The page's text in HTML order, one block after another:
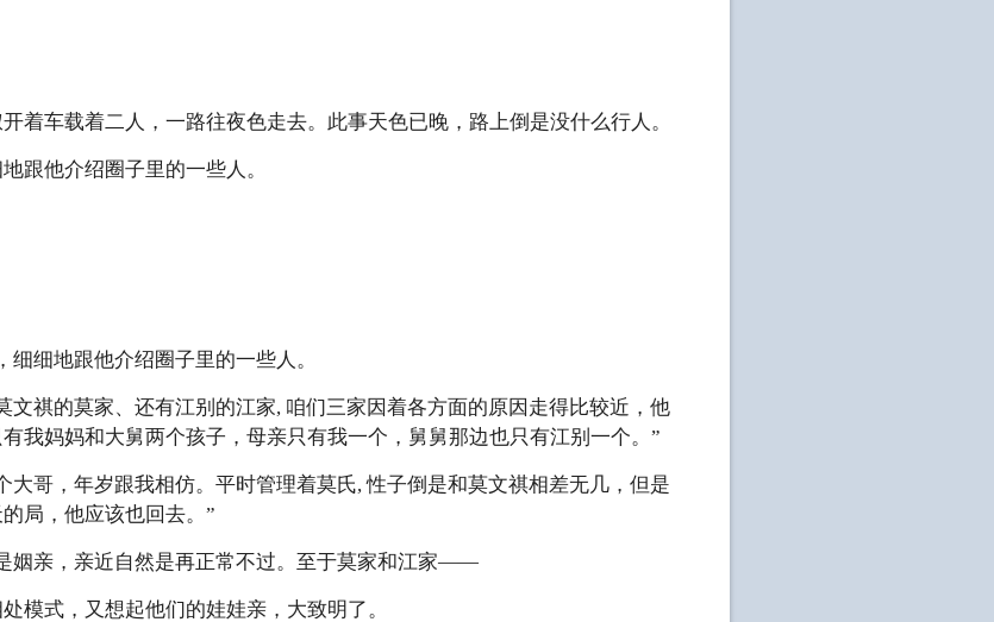
车载着二人，一路往夜色走去。此事天色已晚，路上倒是没什么行人。
他介绍圈子里的一些人。
细地跟他介绍圈子里的一些人。
祺的莫家、还有江别的江家, 咱们三家因着各方面的原因走得比较近，他
我妈妈和大舅两个孩子，母亲只有我一个，舅舅那边也只有江别一个。”
哥，年岁跟我相仿。平时管理着莫氏, 性子倒是和莫文祺相差无几，但是
局，他应该也回去。”
亲，亲近自然是再正常不过。至于莫家和江家——
式，又想起他们的娃娃亲，大致明了。